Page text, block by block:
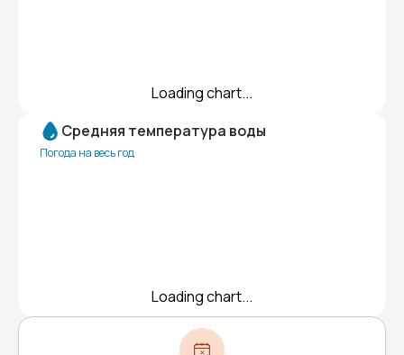
Loading chart...
Средняя температура воды
Погода на весь год
Loading chart...